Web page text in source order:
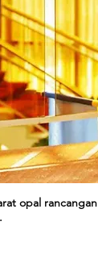
opal rancangan